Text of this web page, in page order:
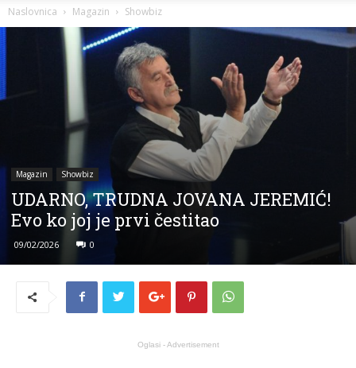
Naslovnica Magazin Showbiz
Magazin Showbiz
UDARNO, TRUDNA JOVANA JEREMIĆ!
Evo ko joj je prvi čestitao
09/02/2026 0
Oglasi - Advertisement